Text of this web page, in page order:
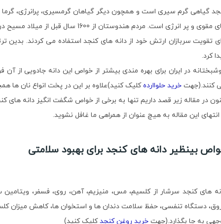
گیاهی گرم سیری است و همچون دیگر گیاهان گرمسیری، پرانرژی،
های مقوی و پر انرژی است. مردم
تقویت سربازان ارتش خود از دانه های کنجد استفاده می کردند. بدین
کرد.
در ایران برای بهره مندی بیشتر از خواص این دانه جادویی از آن
کنند.(جهت خرید حلوااردهکلیک کنید)علاوه بر این در پخت انواع نان ها
در مقاله زیر قصد داریم تنها به برخی از خواص شگفت انگیز دانه های
انتهای این مقاله به هیچ عنوان از همراهی ما غافل نشوید.
بینظیر دانه های کنجد برای بهبود سلامتی
دستگاه تنفسی، حفظ سلامت دندان ها و استخوان ها، کاهش میزان
به جا بگذارد.(جهت خرید روغن کنجدکلیک کنید)